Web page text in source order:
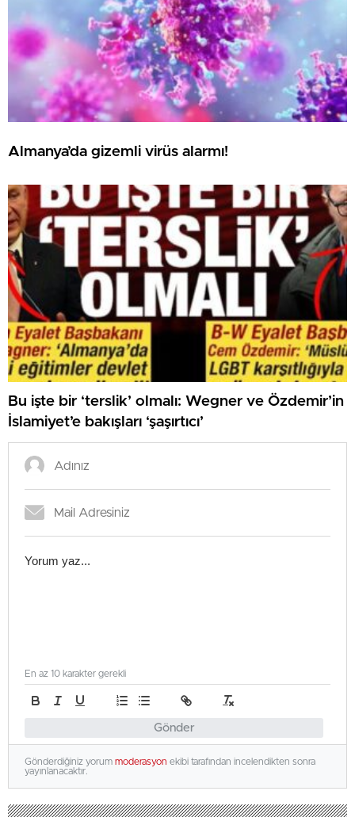
Almanya’da gizemli virüs alarmı!
Bu işte bir ‘terslik’ olmalı: Wegner ve Özdemir’in
İslamiyet’e bakışları ‘şaşırtıcı’
Gönder
En az 10 karakter gerekli
Gönderdiğiniz yorum moderasyon ekibi tarafından incelendikten sonra
yayınlanacaktır.